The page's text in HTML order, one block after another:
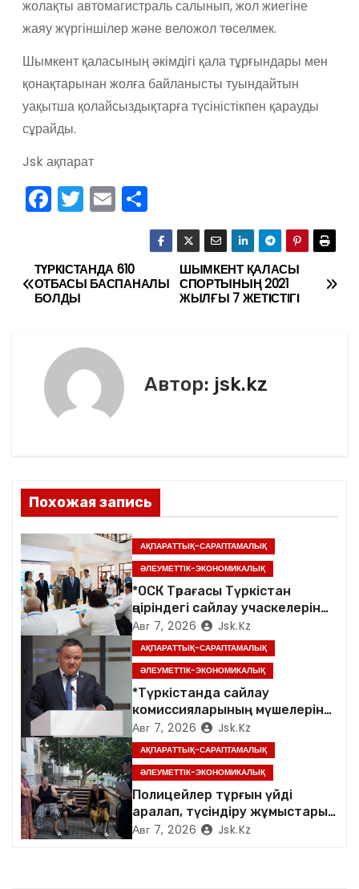
жолақты автомагистраль салынып, жол жиегіне
жаяу жүргіншілер және веложол төселмек.
Шымкент қаласының әкімдігі қала тұрғындары мен
қонақтарынан жолға байланысты туындайтын
уақытша қолайсыздықтарға түсіністікпен қарауды
сұрайды.
Jsk ақпарат
F
a
e
b
o
T
w
er
E
m
l
О
тп
р
а
Н
а
ц
и
я
п
о
з
а
п
и
с
я
ШЫМКЕНТ ҚАЛАСЫ
СПОРТЫНЫҢ 2021
ЖЫЛҒЫ 7 ЖЕТІСТІГІ
ТҮРКІСТАНДА 610
ОТБАСЫ БАСПАНАЛЫ
БОЛДЫ
Автор: jsk.kz
Похожая запись
АҚПАРАТТЫҚ-САРАПТАМАЛЫҚ
ӘЛЕУМЕТТІК-ЭКОНОМИКАЛЫҚ
*ОСК Төрағасы Түркістан
өңіріндегі сайлау учаскелерін
аралады*
Авг 7, 2026 Jsk.kz
АҚПАРАТТЫҚ-САРАПТАМАЛЫҚ
ӘЛЕУМЕТТІК-ЭКОНОМИКАЛЫҚ
*Түркістанда сайлау
комиссияларының мүшелеріне
арналған семинар өтті*
Авг 7, 2026 Jsk.kz
АҚПАРАТТЫҚ-САРАПТАМАЛЫҚ
ӘЛЕУМЕТТІК-ЭКОНОМИКАЛЫҚ
Полицейлер тұрғын үйді
аралап, түсіндіру жұмыстарын
жүргізді
Авг 7, 2026 Jsk.kz